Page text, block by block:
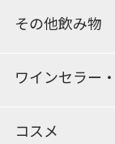
その他飲み物
ワインセラー
コスメ